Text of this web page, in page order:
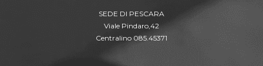
SEDE DI PESCARA
Viale Pindaro,42
Centralino 085.45371